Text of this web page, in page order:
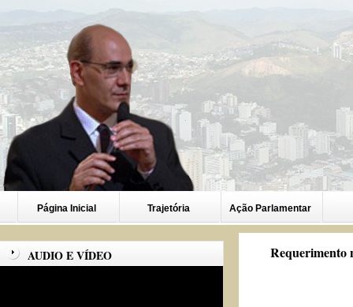
Página Inicial Trajetória Ação Parlamentar
AUDIO E VÍDEO Requerimento